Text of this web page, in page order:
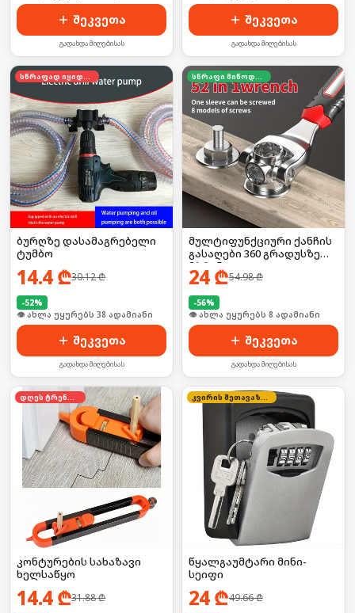
შეკვეთა
გადახდა მიღებისას
შეკვეთა
გადახდა მიღებისას
ბურღზე დასამაგრებელი
ტუმბო
14.4₾30.12₾
-52%
🛒 ბოლო 24სთ-ში იყიდა 50-მა
შეკვეთა
გადახდა მიღებისას
მულტიფუნქციური ქანჩის
გასაღები 360 გრადუსზე
მბრუნავი
24₾54.98₾
-56%
🛒 ბოლო 24სთ-ში იყიდა 13-მა
შეკვეთა
გადახდა მიღებისას
კონტურების სახაზავი
ხელსაწყო
14.4₾31.88₾
წყალგაუმტარი მინი-
სეიფი
24₾49.66₾